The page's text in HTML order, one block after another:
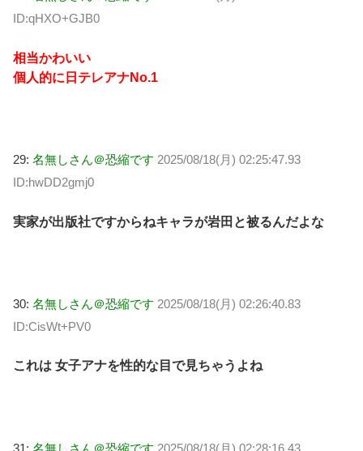
ID:qHXO+GJB0
相当かわいい
個人的に日テレアナNo.1
29: 名無しさん＠恐縮です 2025/08/18(月) 02:25:47.93
ID:hwDD2gmj0
実家が出版社ですからねキャラが岩田と被るんだよな
30: 名無しさん＠恐縮です 2025/08/18(月) 02:26:40.83
ID:CisWt+PV0
これは 女子アナを性的な目で見ちゃうよね
31: 名無しさん＠恐縮です 2025/08/18(月) 02:28:16.43